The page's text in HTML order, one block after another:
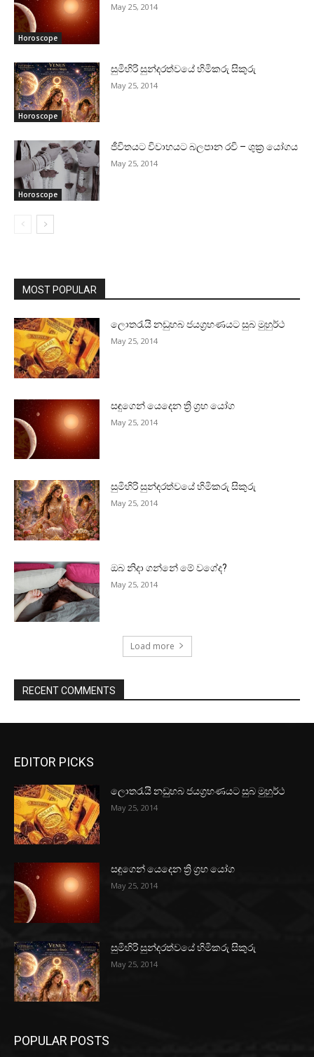
Horoscope
May 25, 2014
Horoscope
සුමිහිරි සුන්දරත්වයේ හිමිකරු සිකුරු
May 25, 2014
Horoscope
ජීවිතයට විවාහයට බලපාන රවි – ශුක්‍ර යෝගය
May 25, 2014
MOST POPULAR
ලොතරැයි නඩුහබ ජයග්‍රහණයට සුබ මුහුර්ථ
May 25, 2014
සඳුගෙන් යෙදෙන ත්‍රි ග්‍රහ යෝග
May 25, 2014
සුමිහිරි සුන්දරත්වයේ හිමිකරු සිකුරු
May 25, 2014
ඔබ නිදා ගන්නේ මේ වගේද?
May 25, 2014
Load more
RECENT COMMENTS
EDITOR PICKS
ලොතරැයි නඩුහබ ජයග්‍රහණයට සුබ මුහුර්ථ
May 25, 2014
සඳුගෙන් යෙදෙන ත්‍රි ග්‍රහ යෝග
May 25, 2014
සුමිහිරි සුන්දරත්වයේ හිමිකරු සිකුරු
May 25, 2014
POPULAR POSTS